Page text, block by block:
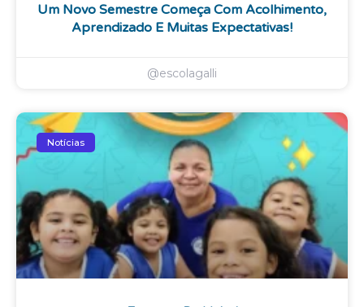
Um Novo Semestre Começa Com Acolhimento,
Aprendizado E Muitas Expectativas!
@escolagalli
Notícias